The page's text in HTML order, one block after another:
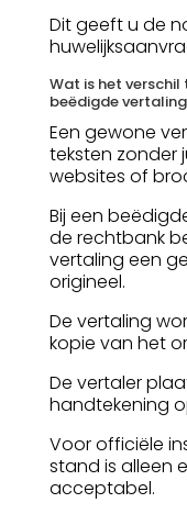
Dit geeft u de
Wat is het verschil
beëdigde vertaling
Een gewone
teksten zonder
websites of
Bij een
de rechtbank
vertaling een
origineel.
De vertaling
kopie van het
De vertaler
handtekening
Voor officiële
stand is alleen
acceptabel.